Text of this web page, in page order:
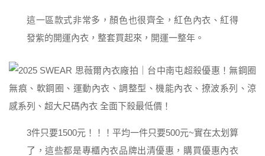
這一區款式非常多，顏色也很齊全，紅色內衣、紅得
發紫的開運內衣，整套買起來，開運一整年。
3件只要1500元！！！平均一件只要500元~實在太划算
了，這些都是專櫃內衣品牌出清優惠，購買優惠內衣